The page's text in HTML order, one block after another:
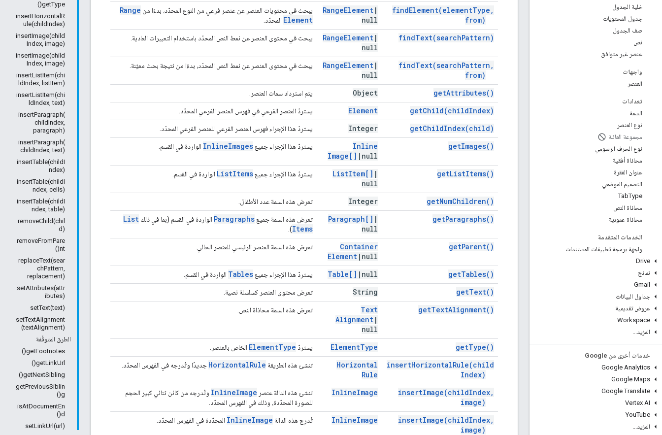
خلية الجدول
جدول المحتويات
صف الجدول
نص
عنصر غير متوافق
واجهات
العنصر
تعدادات
السمة
نوع العنصر
مجموعة العائلة
نوع الحرف الرسومي
محاذاة أفقية
عنوان الفقرة
التصميم الموضعي
TabType
محاذاة النص
محاذاة عمودية
الخدمات المتقدمة
واجهة برمجة تطبيقات المستندات
Drive
نماذج
Gmail
جداول البيانات
عروض تقديمية
Workspace
المزيد.
.
.
خدمات أخرى من Google
Google Analytics
Google Maps
Google Translate
Vertex AI
YouTube
المزيد.
.
.
getType()
insertHorizontalR
ule(childIndex)
insertImage(child
Index, image)
insertImage(child
Index, image)
insertListItem(chi
ldIndex, listItem)
insertListItem(chi
ldIndex, text)
insertParagraph(
childIndex,
paragraph)
insertParagraph(
childIndex, text)
insertTable(childI
ndex)
insertTable(childI
ndex, cells)
insertTable(childI
ndex, table)
removeChild(chil
d)
removeFromPare
nt()
replaceText(sear
chPattern,
replacement)
setAttributes(attr
ibutes)
setText(text)
setTextAlignment
(textAlignment)
الطرق المتوقّفة
getFootnotes()
getLinkUrl()
getNextSibling()
getPreviousSiblin
g()
isAtDocumentEn
d()
setLinkUrl(url)
findElement(elementType ,
from)
RangeElement |
null
يبحث في محتويات العنصر عن عنصر فرعي من النوع المحدّد، بدءًا من Range
Element المحدّد.
findText(searchPattern)
RangeElement |
null
يبحث في محتوى العنصر عن نمط النص المحدّد باستخدام التعبيرات العادية.
findText(searchPattern ,
from)
RangeElement |
null
يبحث في محتوى العنصر عن نمط النص المحدّد، بدءًا من نتيجة بحث معيّنة.
getAttributes( )
Object يتم استرداد سمات العنصر.
getChild(childIndex)
Element يستردّ العنصر الفرعي في فهرس العنصر الفرعي المحدّد.
getChildIndex(child)
Integer يستردّ هذا الإجراء فهرس العنصر الفرعي للعنصر الفرعي المحدّد.
getImages( )
Inline
Image[] | null
يستردّ هذا الإجراء جميع InlineImages الواردة في القسم.
getListItems( )
ListItem[] |
null
يستردّ هذا الإجراء جميع ListItems الواردة في القسم.
getNumChildren( )
Integer تعرض هذه السمة عدد الأطفال.
getParagraphs( )
Paragraph[] |
null
تعرض هذه السمة جميعParagraphs الواردة في القسم (بما في ذلك List
Items
).
getParent( )
Container
Element | null
تعرض هذه السمة العنصر الرئيسي للعنصر الحالي.
getTables( )
Table[] | null يستردّ هذا الإجراء جميعTables الواردة في القسم.
getText( )
String تعرض محتوى العنصر كسلسلة نصية.
getTextAlignment( )
Text
Alignment |
null
تعرض هذه السمة محاذاة النص.
getType( )
ElementType يستردّ ElementType الخاص بالعنصر.
insertHorizontalRule(child
Index)
Horizontal
Rule
تنشئ هذه الطريقة HorizontalRule جديدًا وتُدرجه في الفهرس المحدّد.
insertImage(childIndex,
image)
InlineImage تنشئ هذه الدالة عنصر InlineImage
وتُدرجه من كائن ثنائي كبير الحجم
للصورة المحدّدة، وذلك في الفهرس المحدّد.
insertImage(childIndex,
image)
InlineImage تُدرِج هذه الدالة InlineImage المحدّدة في الفهرس المحدّد.